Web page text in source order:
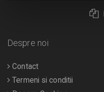
Despre noi
Contact
Termeni si conditii